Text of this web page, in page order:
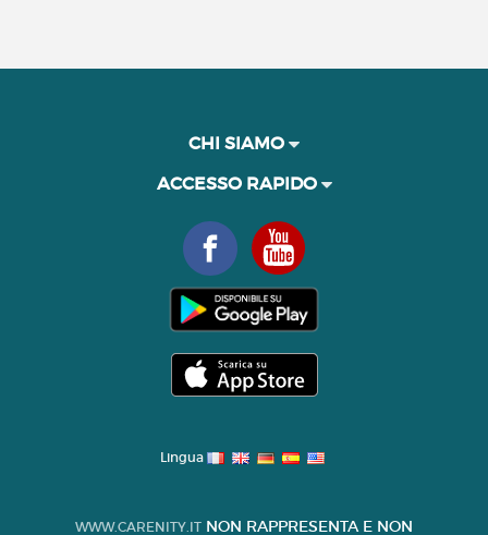
CHI SIAMO
ACCESSO RAPIDO
Lingua
WWW.CARENITY.IT NON RAPPRESENTA E NON